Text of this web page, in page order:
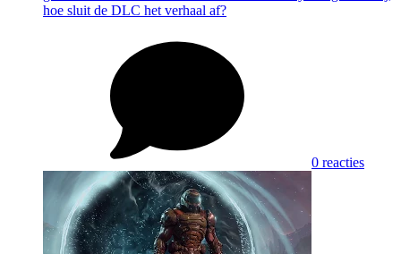
hoe sluit de DLC het verhaal af?
0 reacties